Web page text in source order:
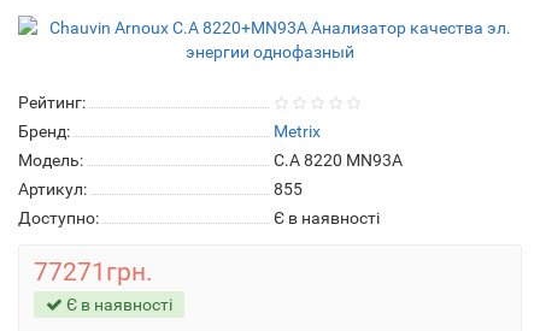
Рейтинг:
Бренд:
Metrix
Модель:
C.A 8220 MN93A
Артикул:
855
Доступно:
Є в наявності
77271грн.
Є в наявності